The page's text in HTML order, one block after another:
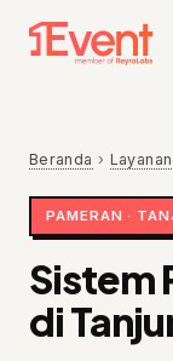
Beranda › Layanan
PAMERAN ·
Sistem
di